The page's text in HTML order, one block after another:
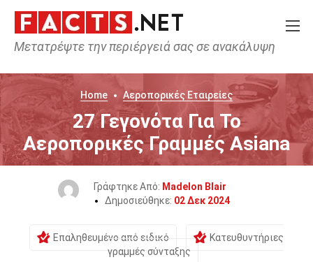
Μετατρέψτε την περιέργειά σας σε ανακάλυψη
Home Αεροπορικές Εταιρείες
27 Γεγονότα Για Το
Αεροπορικές Γραμμές Asiana
Γράφτηκε Από: Madelon Blair
Δημοσιεύθηκε: 02 Δεκ 2024
Επαληθευμένο από ειδικό
Κατευθυντήριες
γραμμές σύνταξης